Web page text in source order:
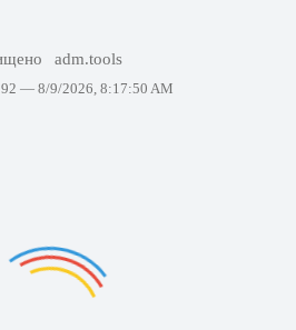
adm.tools
— 8/9/2026, 8:17:50 AM